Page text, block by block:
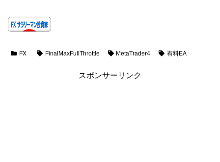
FX FinalMaxFullThrottle MetaTrader4 有料EA
スポンサーリンク